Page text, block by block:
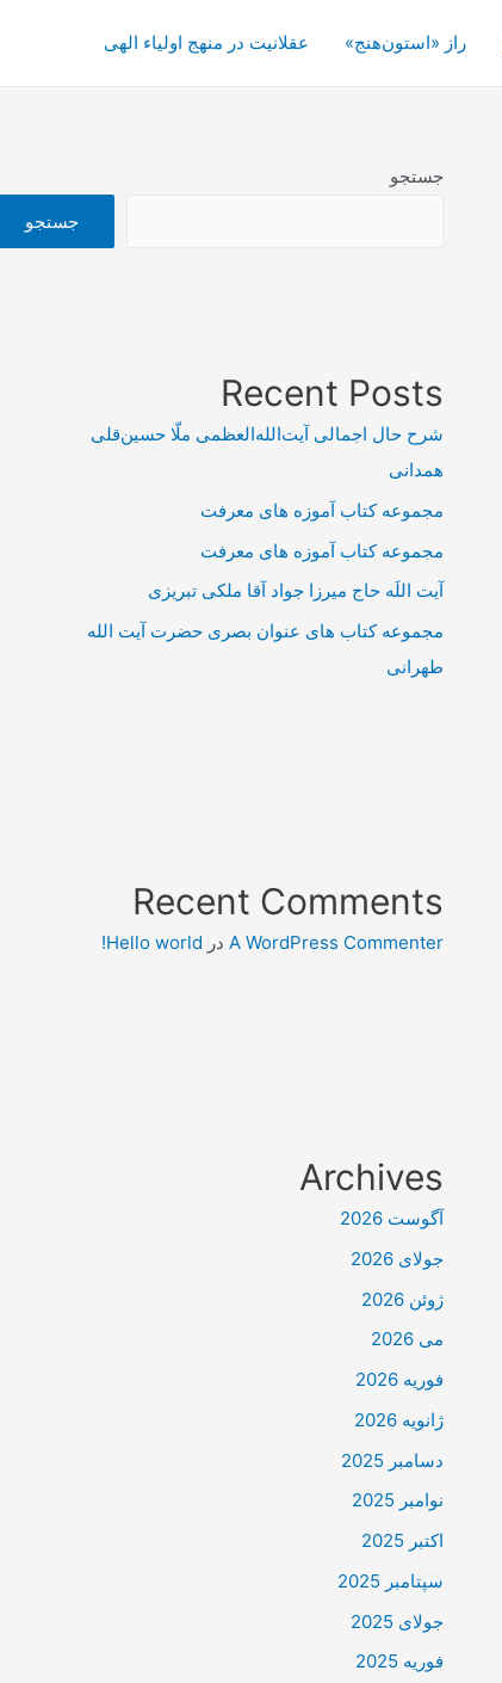
راز «استون‌هنج» عقلانیت در منهج اولیاء الهی
جستجو
جستجو
Recent Posts
شرح حال اجمالی آیت‌الله‌العظمی ملّا حسین‌قلی
همدانی
مجموعه کتاب آموزه های معرفت
مجموعه کتاب آموزه های معرفت
آیت اللَه حاج میرزا جواد آقا ملکی تبریزی
مجموعه کتاب های عنوان بصری حضرت آیت الله
طهرانی
Recent Comments
A WordPress Commenter در Hello world!
Archives
آگوست 2026
جولای 2026
ژوئن 2026
می 2026
فوریه 2026
ژانویه 2026
دسامبر 2025
نوامبر 2025
اکتبر 2025
سپتامبر 2025
جولای 2025
فوریه 2025